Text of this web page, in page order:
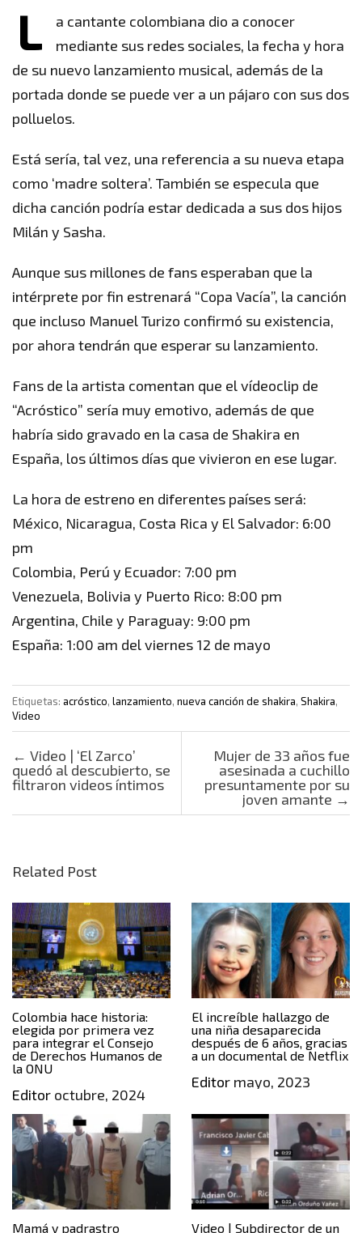
L
a cantante colombiana dio a conocer
mediante sus redes sociales, la fecha y hora
de su nuevo lanzamiento musical, además de la
portada donde se puede ver a un pájaro con sus dos
polluelos.
Está sería, tal vez, una referencia a su nueva etapa
como ‘madre soltera’. También se especula que
dicha canción podría estar dedicada a sus dos hijos
Milán y Sasha.
Aunque sus millones de fans esperaban que la
intérprete por fin estrenará “Copa Vacía”, la canción
que incluso Manuel Turizo confirmó su existencia,
por ahora tendrán que esperar su lanzamiento.
Fans de la artista comentan que el vídeoclip de
“Acróstico” sería muy emotivo, además de que
habría sido gravado en la casa de Shakira en
España, los últimos días que vivieron en ese lugar.
La hora de estreno en diferentes países será:
México, Nicaragua, Costa Rica y El Salvador: 6:00
pm
Colombia, Perú y Ecuador: 7:00 pm
Venezuela, Bolivia y Puerto Rico: 8:00 pm
Argentina, Chile y Paraguay: 9:00 pm
España: 1:00 am del viernes 12 de mayo
Etiquetas: acróstico, lanzamiento, nueva canción de shakira, Shakira,
Video
Post navigation
← Video | ‘El Zarco’
quedó al descubierto, se
filtraron videos íntimos
Mujer de 33 años fue
asesinada a cuchillo
presuntamente por su
joven amante →
Related Post
Colombia hace historia:
elegida por primera vez
para integrar el Consejo
de Derechos Humanos de
la ONU
Editor octubre, 2024
El increíble hallazgo de
una niña desaparecida
después de 6 años, gracias
a un documental de Netflix
Editormayo, 2023
Mamá y padrastro
Video | Subdirector de un